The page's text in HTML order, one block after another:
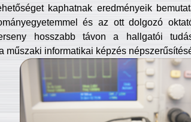
kaphatnak eredményeik
és az ott dolgozó
hosszabb távon a hallgatói
műszaki informatikai képzés